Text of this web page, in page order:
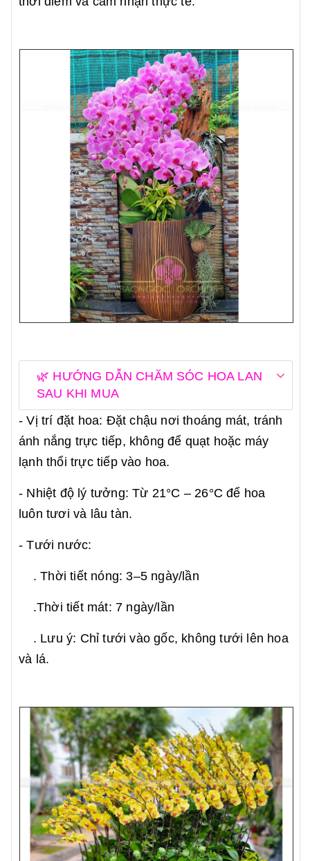
🌿 HƯỚNG DẪN CHĂM SÓC HOA LAN
SAU KHI MUA
- Vị trí đặt hoa: Đặt chậu nơi thoáng mát, tránh
ánh nắng trực tiếp, không để quạt hoặc máy
lạnh thổi trực tiếp vào hoa.
- Nhiệt độ lý tưởng: Từ 21°C – 26°C để hoa
luôn tươi và lâu tàn.
- Tưới nước:
. Thời tiết nóng: 3–5 ngày/lần
.Thời tiết mát: 7 ngày/lần
. Lưu ý: Chỉ tưới vào gốc, không tưới lên hoa
và lá.